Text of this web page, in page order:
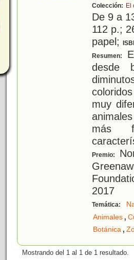
Colección: El
De 9 a
112 p.;
papel;
Resumen:
desde
muy
más
Premio:
2017
Temática:
Animales,
Botánica,
Mostrando del 1 al 1 de 1 resultado.